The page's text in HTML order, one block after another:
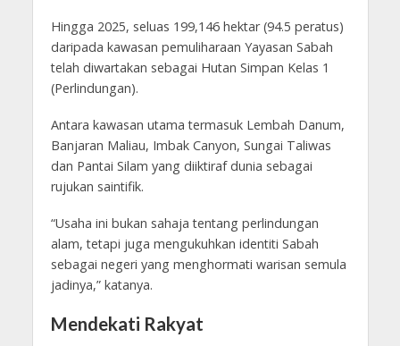
Hingga 2025, seluas 199,146 hektar (94.5 peratus)
daripada kawasan pemuliharaan Yayasan Sabah
telah diwartakan sebagai Hutan Simpan Kelas 1
(Perlindungan).
Antara kawasan utama termasuk Lembah Danum,
Banjaran Maliau, Imbak Canyon, Sungai Taliwas
dan Pantai Silam yang diiktiraf dunia sebagai
rujukan saintifik.
“Usaha ini bukan sahaja tentang perlindungan
alam, tetapi juga mengukuhkan identiti Sabah
sebagai negeri yang menghormati warisan semula
jadinya,” katanya.
Mendekati Rakyat